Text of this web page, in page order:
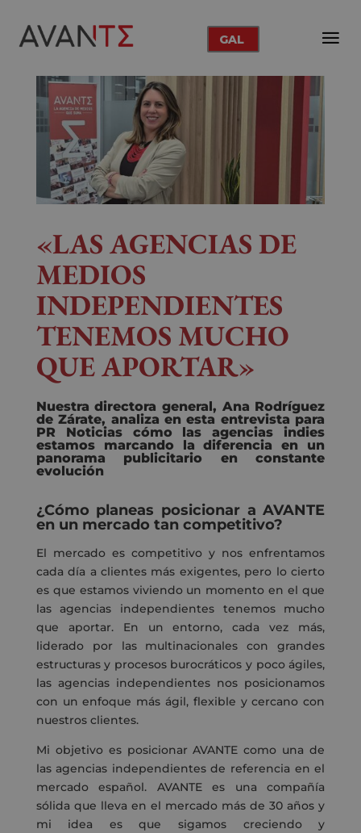
GAL
«LAS AGENCIAS DE
MEDIOS
INDEPENDIENTES
TENEMOS MUCHO
QUE APORTAR»
Nuestra directora general, Ana Rodríguez
de Zárate, analiza en esta entrevista para
PR Noticias cómo las agenciasindies
estamos marcando la diferencia en un
panorama publicitario en constante
evolución
¿Cómo planeas posicionar a AVANTE
en un mercado tan competitivo?
El mercado es competitivo y nos enfrentamos
cada día a clientes más exigentes, pero lo cierto
es que estamos viviendo un momento en el que
las agencias independientes tenemos mucho
que aportar. En un entorno, cada vez más,
liderado por las multinacionales con grandes
estructuras y procesos burocráticos y poco ágiles,
las agencias independientes nos posicionamos
con un enfoque más ágil, flexible y cercano con
nuestros clientes.
Mi objetivo es posicionar AVANTE como una de
las agencias independientes de referencia en el
mercado español. AVANTE es una compañía
sólida que lleva en el mercado más de 30 años y
mi idea es que sigamos creciendo y